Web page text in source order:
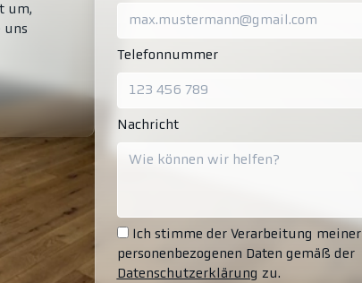
um,
uns
Telefonnummer
Nachricht
Ich stimme der Verarbeitung meiner
personenbezogenen Daten gemäß der
Datenschutzerklärung zu.